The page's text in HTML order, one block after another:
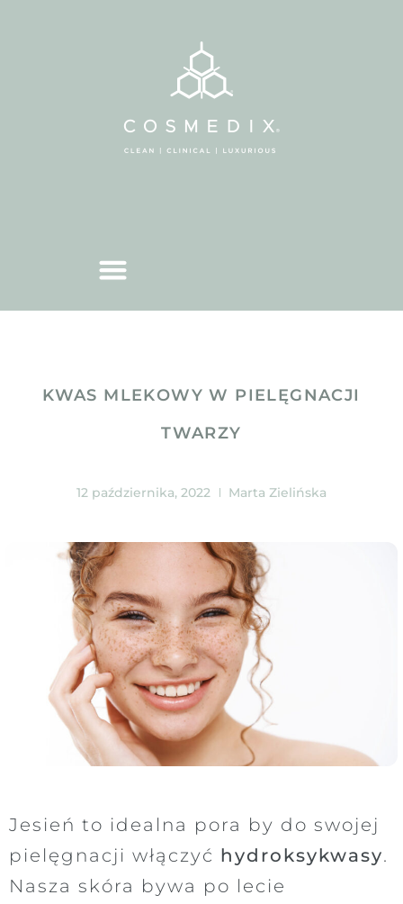
KWAS MLEKOWY W PIELĘGNACJI
TWARZY
12 października, 2022 Marta Zielińska
Jesień to idealna pora by do swojej
pielęgnacji włączyć hydroksykwasy.
Nasza skóra bywa po lecie